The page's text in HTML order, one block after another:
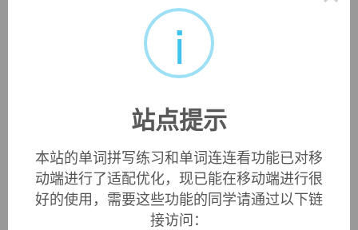
n. 文件；档案；文件夹；锉刀 vt. 提出；锉；琢
磨；把…归档 vi. 列队行进；用锉刀锉 n. (File)人
i
站点提示
本站的单词拼写练习和单词连连看功能已对移
动端进行了适配优化，现已能在移动端进行很
好的使用，需要这些功能的同学请通过以下链
接访问：